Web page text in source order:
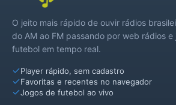
O jeito mais rápido de ouvir rádios
do AM ao FM passando por web rádios e
futebol em tempo real.
Player rápido, sem cadastro
Favoritas e recentes no navegador
Jogos de futebol ao vivo